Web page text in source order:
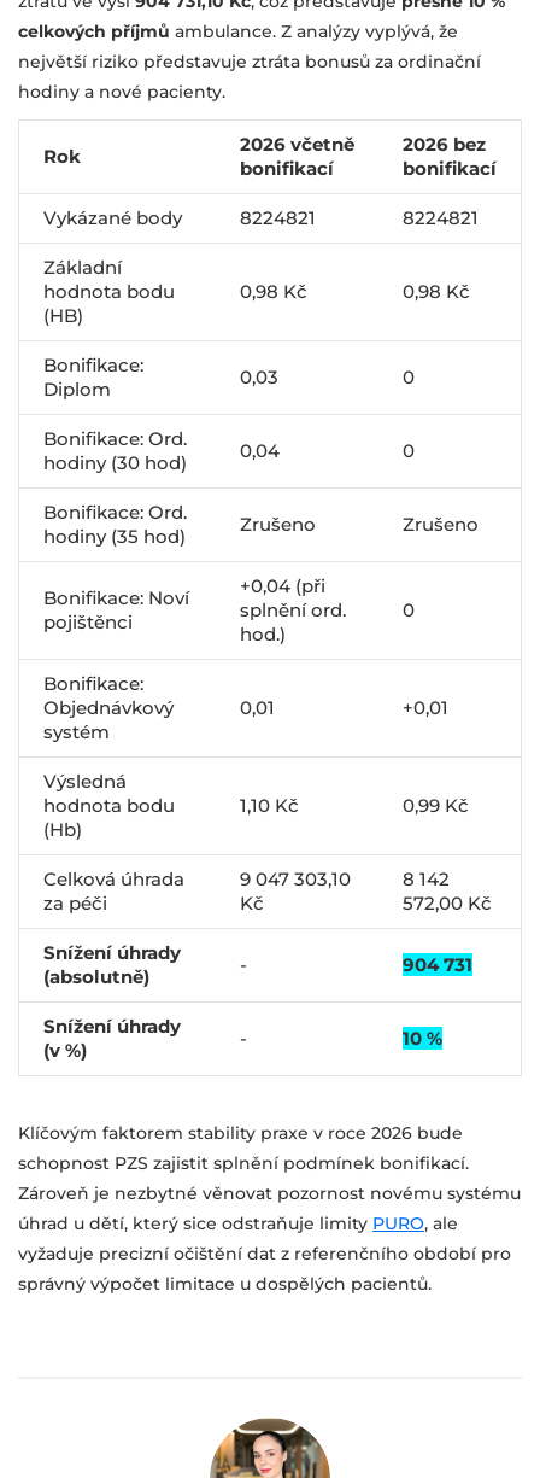
celkových příjmů ambulance. Z analýzy vyplývá, že
největší riziko představuje ztráta bonusů za ordinační
hodiny a nové pacienty.
Rok
2026 včetně
bonifikací
2026 bez
bonifikací
Vykázané body 8224821 8224821
Základní
hodnota bodu
(HB)
0,98 Kč 0,98 Kč
Bonifikace:
Diplom
0,03 0
Bonifikace: Ord.
hodiny (30 hod)
0,04 0
Bonifikace: Ord.
hodiny (35 hod)
Zrušeno Zrušeno
Bonifikace: Noví
pojištěnci
+0,04 (při
splnění ord.
hod.)
0
Bonifikace:
Objednávkový
systém
0,01 +0,01
Výsledná
hodnota bodu
(Hb)
1,10 Kč 0,99 Kč
Celková úhrada
za péči
9 047 303,10
Kč
8 142
572,00 Kč
Snížení úhrady
(absolutně)
- 904 731
Snížení úhrady
(v %)
- 10 %
Klíčovým faktorem stability praxe v roce 2026 bude
schopnost PZS zajistit splnění podmínek bonifikací.
Zároveň je nezbytné věnovat pozornost novému systému
úhrad u dětí, který sice odstraňuje limity PURO, ale
vyžaduje precizní očištění dat z referenčního období pro
správný výpočet limitace u dospělých pacientů.